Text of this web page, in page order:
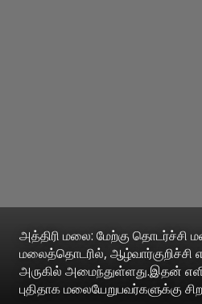
அத்திரி மலை: மேற்கு
மலைத்தொடரில், ஆழ்வார்குறிச்சி
அருகில் அமைந்துள்ளது.இதன்
புதிதாக மலையேறுபவர்களுக்கு